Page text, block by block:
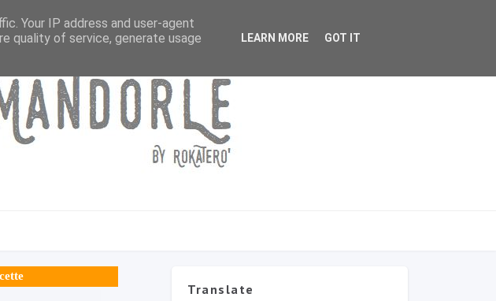
Translate
Your IP address and user-agent
quality of service, generate usage
LEARN MORE GOT IT